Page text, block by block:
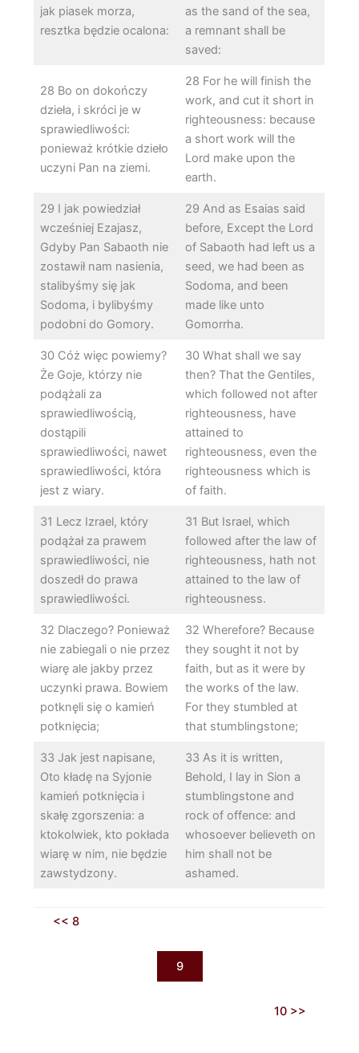
jak piasek morza,
resztka będzie ocalona:
as the sand of the sea,
a remnant shall be
saved:
28 Bo on dokończy
dzieła, i skróci je w
sprawiedliwości:
ponieważ krótkie dzieło
uczyni Pan na ziemi.
28 For he will finish the
work, and cut it short in
righteousness: because
a short work will the
Lord make upon the
earth.
29 I jak powiedział
wcześniej Ezajasz,
Gdyby Pan Sabaoth nie
zostawił nam nasienia,
stalibyśmy się jak
Sodoma, i bylibyśmy
podobni do Gomory.
29 And as Esaias said
before, Except the Lord
of Sabaoth had left us a
seed, we had been as
Sodoma, and been
made like unto
Gomorrha.
30 Cóż więc powiemy?
Że Goje, którzy nie
podążali za
sprawiedliwością,
dostąpili
sprawiedliwości, nawet
sprawiedliwości, która
jest z wiary.
30 What shall we say
then? That the Gentiles,
which followed not after
righteousness, have
attained to
righteousness, even the
righteousness which is
of faith.
31 Lecz Izrael, który
podążał za prawem
sprawiedliwości, nie
doszedł do prawa
sprawiedliwości.
31 But Israel, which
followed after the law of
righteousness, hath not
attained to the law of
righteousness.
32 Dlaczego? Ponieważ
nie zabiegali o nie przez
wiarę ale jakby przez
uczynki prawa. Bowiem
potknęli się o kamień
potknięcia;
32 Wherefore? Because
they sought it not by
faith, but as it were by
the works of the law.
For they stumbled at
that stumblingstone;
33 Jak jest napisane,
Oto kładę na Syjonie
kamień potknięcia i
skałę zgorszenia: a
ktokolwiek, kto pokłada
wiarę w nim, nie będzie
zawstydzony.
33 As it is written,
Behold, I lay in Sion a
stumblingstone and
rock of offence: and
whosoever believeth on
him shall not be
ashamed.
<< 8
9
10 >>